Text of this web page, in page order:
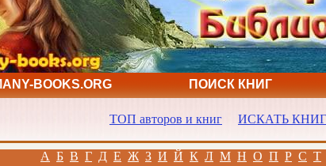
BOOKS.ORG ПОИСК КНИГ
ТОП авторов и книг ИСКАТЬ
А Б В Г Д Е Ж З И Й К Л М Н О П Р С Т